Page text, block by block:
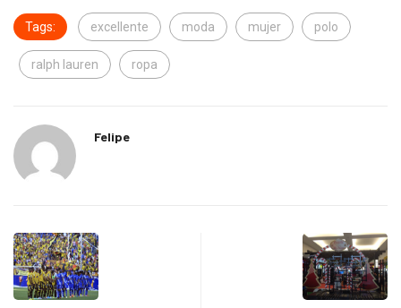
Tags: excellente moda mujer polo
ralph lauren ropa
Felipe